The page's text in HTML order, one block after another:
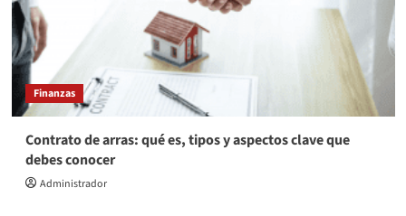
Finanzas
Contrato de arras: qué es, tipos y aspectos clave que
debes conocer
Administrador